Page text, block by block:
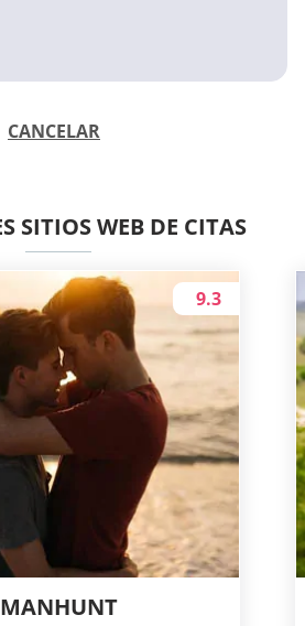
CANCELAR
SITIOS WEB DE CITAS
MANHUNT
9.3